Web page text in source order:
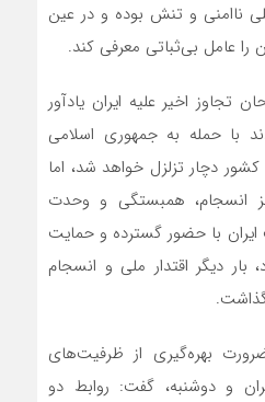
ناامنی و تنش بوده و در عین
عامل بی‌ثباتی معرفی کند.
تجاوز اخیر علیه ایران یادآور
با حمله به جمهوری اسلامی
کشور دچار تزلزل خواهد شد، اما
انسجام، همبستگی و وحدت
ایران با حضور گسترده و حمایت
دیگر اقتدار ملی و انسجام
بهره‌گیری از ظرفیت‌های
و دوشنبه، گفت: روابط دو